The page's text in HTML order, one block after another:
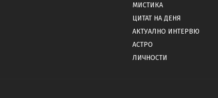
МИСТИКА
ЦИТАТ НА ДЕНЯ
АКТУАЛНО ИНТЕРВЮ
АСТРО
ЛИЧНОСТИ